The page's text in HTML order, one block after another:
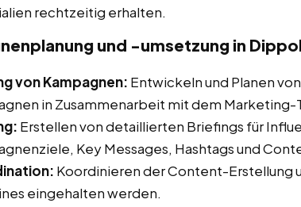
rechtzeitig erhalten.
und -umsetzung in
von Kampagnen: Entwickeln und Planen
in Zusammenarbeit mit dem Marketing-
Erstellen von detaillierten Briefings für
Key Messages, Hashtags und
Koordinieren der Content-Erstellung
eingehalten werden.